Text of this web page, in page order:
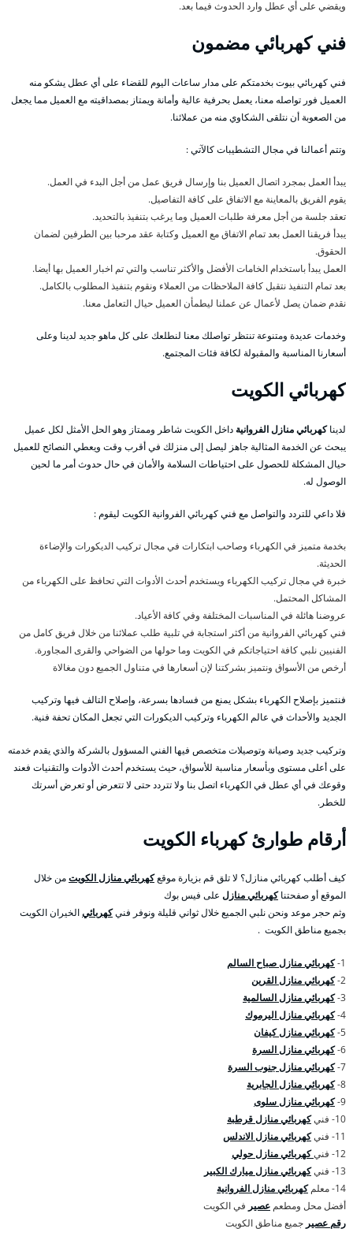
ويقضي على أي عطل وارد الحدوث فيما بعد.
فني كهربائي مضمون
فني كهربائي بيوت بخدمتكم على مدار ساعات اليوم للقضاء على أي عطل يشكو منه
العميل فور تواصله معنا، يعمل بحرفية عالية وأمانة ويمتاز بمصداقيته مع العميل مما يجعل
من الصعوبة أن نتلقى الشكاوي منه من عملائنا.
وتتم أعمالنا في مجال التشطيبات كالآتي :
يبدأ العمل بمجرد اتصال العميل بنا وإرسال فريق عمل من أجل البدء في العمل.
يقوم الفريق بالمعاينة مع الاتفاق على كافة التفاصيل.
تعقد جلسة من أجل معرفة طلبات العميل وما يرغب بتنفيذ بالتحديد.
يبدأ فريقنا العمل بعد تمام الاتفاق مع العميل وكتابة عقد مرحبا بين الطرفين لضمان
الحقوق.
العمل يبدأ باستخدام الخامات الأفضل والأكثر تناسب والتي تم اخبار العميل بها أيضا.
بعد تمام التنفيذ نتقبل كافة الملاحظات من العملاء ونقوم بتنفيذ المطلوب بالكامل.
نقدم ضمان يصل لأعمال عن عملنا ليطمأن العميل حيال التعامل معنا.
وخدمات عديدة ومتنوعة تنتظر تواصلك معنا لنطلعك على كل ماهو جديد لدينا وعلى
أسعارنا المناسبة والمقبولة لكافة فئات المجتمع.
كهربائي الكويت
لديناكهربائي منازل الفروانية داخل الكويت شاطر وممتاز وهو الحل الأمثل لكل عميل
يبحث عن الخدمة المثالية جاهز ليصل إلى منزلك في أقرب وقت ويعطي النصائح للعميل
حيال المشكلة للحصول على احتياطات السلامة والأمان في حال حدوث أمر ما لحين
الوصول له.
فلا داعي للتردد والتواصل مع فني كهربائي الفروانية الكويت ليقوم :
بخدمة متميز في الكهرباء وصاحب ابتكارات في مجال تركيب الديكورات والإضاءة
الحديثة.
خبرة في مجال تركيب الكهرباء ويستخدم أحدث الأدوات التي تحافظ على الكهرباء من
المشاكل المحتمل.
عروضنا هائلة في المناسبات المختلفة وفي كافة الأعياد.
فني كهربائي الفروانية من أكثر استجابة في تلبية طلب عملائنا من خلال فريق كامل من
الفنيين نلبي كافة احتياجاتكم في الكويت وما حولها من الضواحي والقرى المجاورة.
أرخص من الأسواق ونتميز بشركتنا لإن أسعارها في متناول الجميع دون مغالاة
فنتميز بإصلاح الكهرباء بشكل يمنع من فسادها بسرعة، وإصلاح التالف فيها وتركيب
الجديد والأحداث في عالم الكهرباء وتركيب الديكورات التي تجعل المكان تحفة فنية.
وتركيب جديد وصيانة وتوصيلات متخصص فيها الفني المسؤول بالشركة والذي يقدم خدمته
على أعلى مستوى وبأسعار مناسبة للأسواق، حيث يستخدم أحدث الأدوات والتقنيات فعند
وقوعك في أي عطل في الكهرباء اتصل بنا ولا تتردد حتى لا تتعرض أو تعرض أسرتك
للخطر.
أرقام طوارئ كهرباء الكويت
كيف أطلب كهربائي منازل؟ لا تلق قم بزيارة موقعكهربائي منازل الكويتمن خلال
الموقع أو صفحتناكهربائي منازل على فيس بوك
وثم حجر موعد ونحن نلبي الجميع خلال ثواني قليلة ونوفر فنيكهربائيالخيران الكويت
بجميع مناطق الكويت .
1- كهربائي منازل صباح السالم
2- كهربائي منازل القرين
3- كهربائي منازل السالمية
4- كهربائي منازل اليرموك
5- كهربائي منازل كيفان
6- كهربائي منازل السرة
7- كهربائي منازل جنوب السرة
8- كهربائي منازل الجابرية
9- كهربائي منازل سلوى
10- فني
كهربائي منازل قرطبة
11- فني
كهربائي منازل الاندلس
12- فني
كهربائي منازل حولي
13- فني
كهربائي منازل ميارك الكبير
14- معلم
كهربائي منازل الفروانية
أفضل محل ومطعم عصير في الكويت
رقم عصير جميع مناطق الكويت